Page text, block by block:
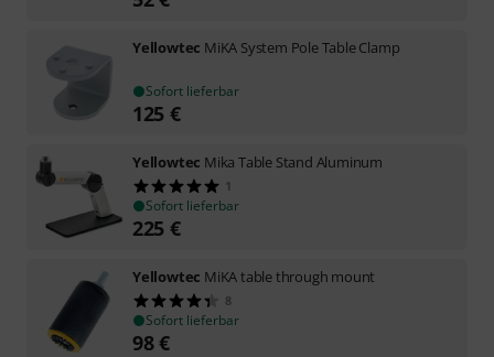
Yellowtec MiKA System Pole Table Clamp
Sofort lieferbar
125 €
Yellowtec Mika Table Stand Aluminum
1
Sofort lieferbar
225 €
Yellowtec MiKA table through mount
8
Sofort lieferbar
98€